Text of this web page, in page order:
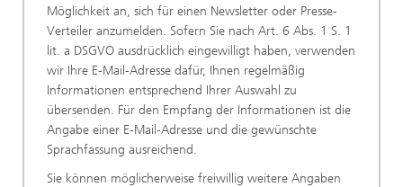
Möglichkeit an, sich für einen Newsletter oder Presse-
Verteiler anzumelden. Sofern Sie nach Art. 6 Abs. 1 S. 1
lit. a DSGVO ausdrücklich eingewilligt haben, verwenden
wir Ihre E-Mail-Adresse dafür, Ihnen regelmäßig
Informationen entsprechend Ihrer Auswahl zu
übersenden. Für den Empfang der Informationen ist die
Angabe einer E-Mail-Adresse und die gewünschte
Sprachfassung ausreichend.
Sie können möglicherweise freiwillig weitere Angaben